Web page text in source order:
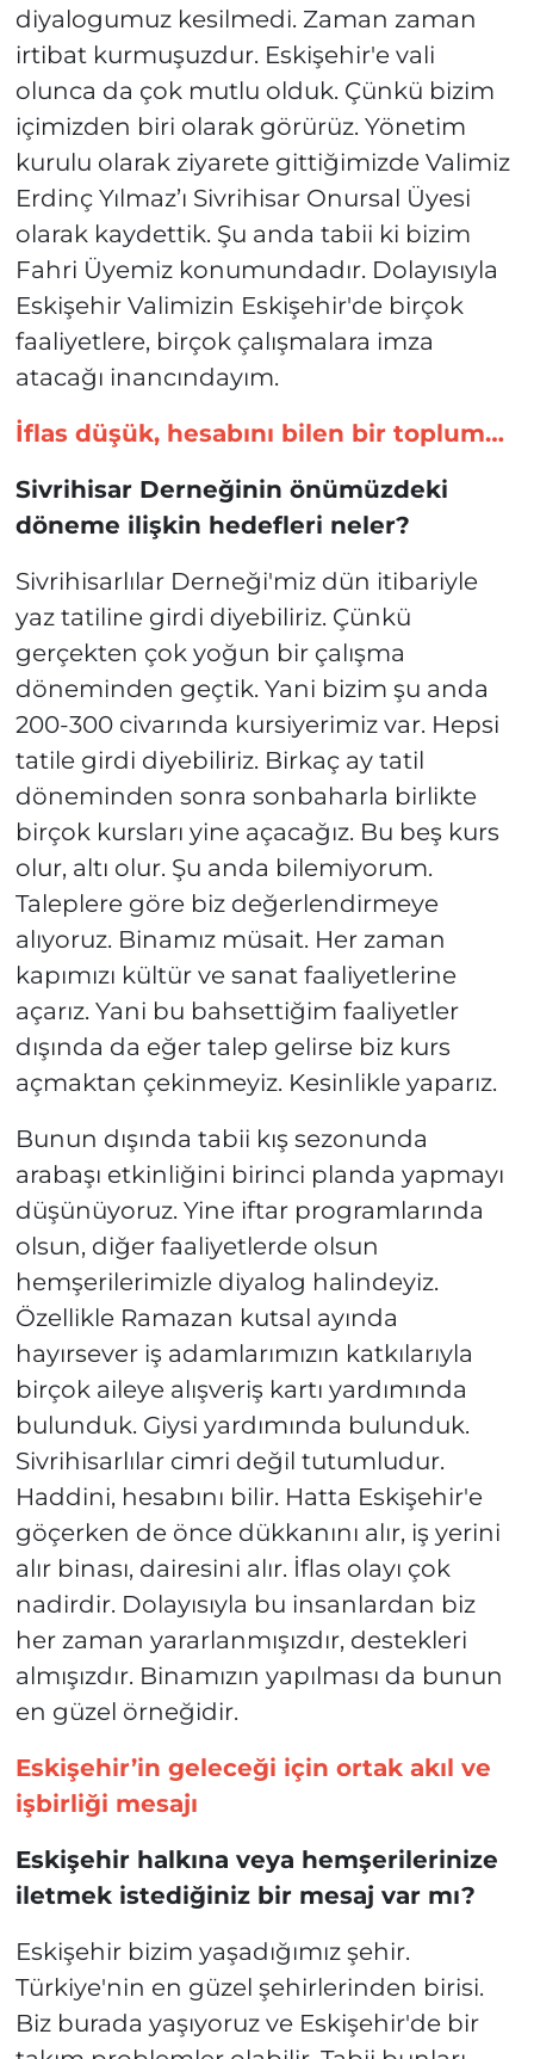
diyalogumuz kesilmedi. Zaman zaman
irtibat kurmuşuzdur. Eskişehir'e vali
olunca da çok mutlu olduk. Çünkü bizim
içimizden biri olarak görürüz. Yönetim
kurulu olarak ziyarete gittiğimizde Valimiz
Erdinç Yılmaz’ı Sivrihisar Onursal Üyesi
olarak kaydettik. Şu anda tabii ki bizim
Fahri Üyemiz konumundadır. Dolayısıyla
Eskişehir Valimizin Eskişehir'de birçok
faaliyetlere, birçok çalışmalara imza
atacağı inancındayım.
İflas düşük, hesabını bilen bir toplum…
Sivrihisar Derneğinin önümüzdeki
döneme ilişkin hedefleri neler?
Sivrihisarlılar Derneği'miz dün itibariyle
yaz tatiline girdi diyebiliriz. Çünkü
gerçekten çok yoğun bir çalışma
döneminden geçtik. Yani bizim şu anda
200-300 civarında kursiyerimiz var. Hepsi
tatile girdi diyebiliriz. Birkaç ay tatil
döneminden sonra sonbaharla birlikte
birçok kursları yine açacağız. Bu beş kurs
olur, altı olur. Şu anda bilemiyorum.
Taleplere göre biz değerlendirmeye
alıyoruz. Binamız müsait. Her zaman
kapımızı kültür ve sanat faaliyetlerine
açarız. Yani bu bahsettiğim faaliyetler
dışında da eğer talep gelirse biz kurs
açmaktan çekinmeyiz. Kesinlikle yaparız.
Bunun dışında tabii kış sezonunda
arabaşı etkinliğini birinci planda yapmayı
düşünüyoruz. Yine iftar programlarında
olsun, diğer faaliyetlerde olsun
hemşerilerimizle diyalog halindeyiz.
Özellikle Ramazan kutsal ayında
hayırsever iş adamlarımızın katkılarıyla
birçok aileye alışveriş kartı yardımında
bulunduk. Giysi yardımında bulunduk.
Sivrihisarlılar cimri değil tutumludur.
Haddini, hesabını bilir. Hatta Eskişehir'e
göçerken de önce dükkanını alır, iş yerini
alır binası, dairesini alır. İflas olayı çok
nadirdir. Dolayısıyla bu insanlardan biz
her zaman yararlanmışızdır, destekleri
almışızdır. Binamızın yapılması da bunun
en güzel örneğidir.
Eskişehir’in geleceği için ortak akıl ve
işbirliği mesajı
Eskişehir halkına veya hemşerilerinize
iletmek istediğiniz bir mesaj var mı?
Eskişehir bizim yaşadığımız şehir.
Türkiye'nin en güzel şehirlerinden birisi.
Biz burada yaşıyoruz ve Eskişehir'de bir